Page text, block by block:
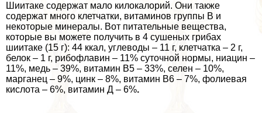
Шиитаке содержат мало килокалорий. Они также
содержат много клетчатки, витаминов группы В и
некоторые минералы. Вот питательные вещества,
которые вы можете получить в 4 сушеных грибах
шиитаке (15 г): 44 ккал, углеводы – 11 г, клетчатка – 2 г,
белок – 1 г, рибофлавин – 11% суточной нормы, ниацин –
11%, медь – 39%, витамин В5 – 33%, селен – 10%,
марганец – 9%, цинк – 8%, витамин В6 – 7%, фолиевая
кислота – 6%, витамин Д – 6%.